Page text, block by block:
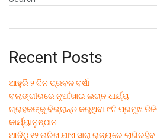
Recent Posts
ଆହୁରି ୨ ଦିନ ପ୍ରବଳ ବର୍ଷା
ବଲାଙ୍ଗୀରରେ ନୂଆଁଖାଇ ଲଗ୍ନ ଧାର୍ଯ୍ୟ
ଗ୍ରାହକଙ୍କୁ ବିଭ୍ରାନ୍ତ କରୁଥିବା ୯ଟି ପ୍ରମୁଖ
କାର୍ଯ୍ୟାନୁଷ୍ଠାନ
ଆଜିଠୁ ୧୨ ତାରିଖ ଯାଏ ସାରା ରାଜ୍ୟରେ ଲାଗିରହିବ